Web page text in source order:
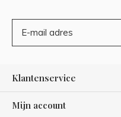
Klantenservice
Mijn account